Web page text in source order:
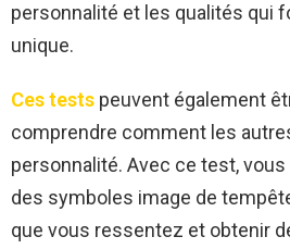
personnalité et les qualités qui
unique.
Ces tests peuvent également
comprendre comment les
personnalité. Avec ce test,
des symboles image de
que vous ressentez et obtenir